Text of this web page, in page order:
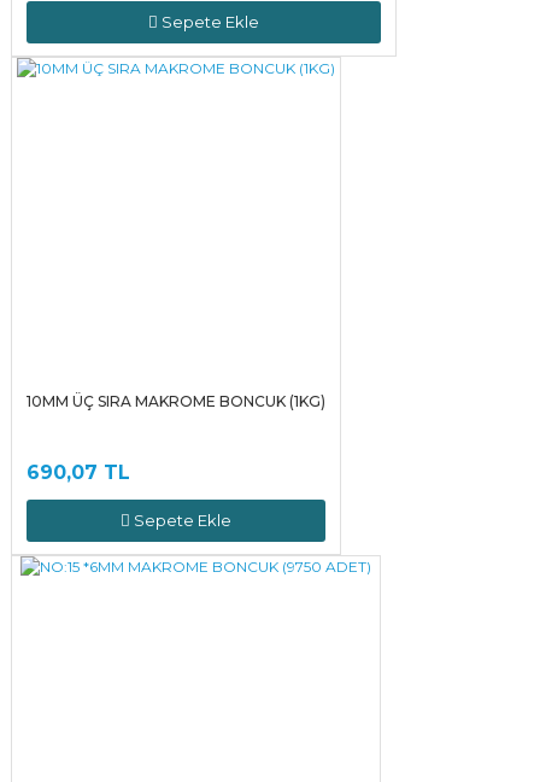
Sepete Ekle
10MM ÜÇ SIRA MAKROME BONCUK (1KG)
690,07 TL
Sepete Ekle